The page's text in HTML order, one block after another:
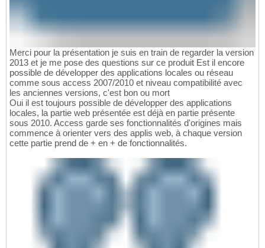
Merci pour la présentation je suis en train de regarder la version
2013 et je me pose des questions sur ce produit Est il encore
possible de développer des applications locales ou réseau
comme sous access 2007/2010 et niveau compatibilité avec
les anciennes versions, c'est bon ou mort
Oui il est toujours possible de développer des applications
locales, la partie web présentée est déjà en partie présente
sous 2010. Access garde ses fonctionnalités d'origines mais
commence à orienter vers des applis web, à chaque version
cette partie prend de + en + de fonctionnalités.